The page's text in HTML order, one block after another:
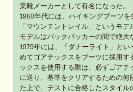
業靴メーカーとして有名になった。
1960年代には、ハイキングブーツを
「マウンテントレイル」というモ
モデルはバックパッカーの間で絶大
1979年には、「ダナーライト」とい
めてゴアテックスをブーツに採用す
ックスを使用する際は、必ずゴアテ
に送り、基準をクリアするための何
た上で、テストに合格したスタイル